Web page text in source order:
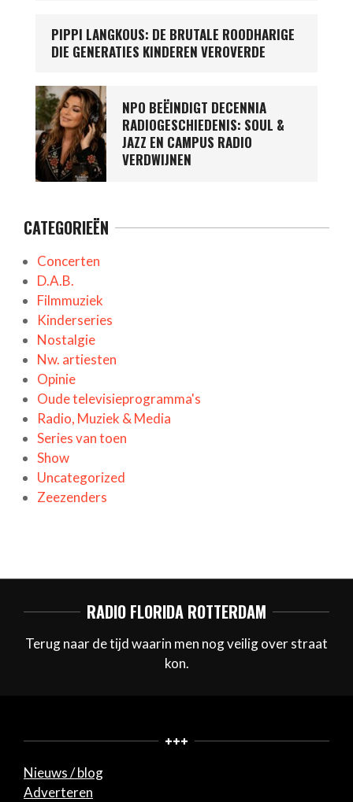
PIPPI LANGKOUS: DE BRUTALE ROODHARIGE
DIE GENERATIES KINDEREN VEROVERDE
NPO BEËINDIGT DECENNIA
RADIOGESCHIEDENIS: SOUL &
JAZZ EN CAMPUS RADIO
VERDWIJNEN
CATEGORIEËN
Concerten
D.A.B.
Filmmuziek
Kinderseries
Nostalgie
Nw. artiesten
Opinie
Oude televisieprogramma's
Radio, Muziek & Media
Series van toen
Show
Uncategorized
Zeezenders
RADIO FLORIDA ROTTERDAM
Terug naar de tijd waarin men nog veilig over straat
kon.
+++
Nieuws / blog
Adverteren